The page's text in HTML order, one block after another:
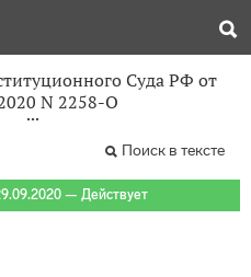
Суда РФ от
N 2258-О
Поиск в тексте
— Действует